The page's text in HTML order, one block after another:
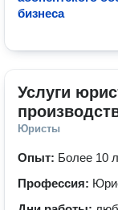
бизнеса
Услуги
Юристы
Опыт: Более 10
Профессия: